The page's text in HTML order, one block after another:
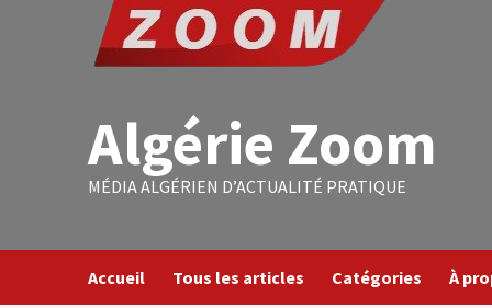
Algérie Zoom
MÉDIA ALGÉRIEN D’ACTUALITÉ PRATIQUE
Accueil Tous les articles Catégories À